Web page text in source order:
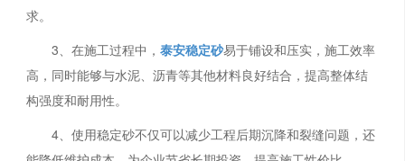
求。
3、在施工过程中，泰安稳定砂易于铺设和压实，施工效率
高，同时能够与水泥、沥青等其他材料良好结合，提高整体结
构强度和耐用性。
4、使用稳定砂不仅可以减少工程后期沉降和裂缝问题，还